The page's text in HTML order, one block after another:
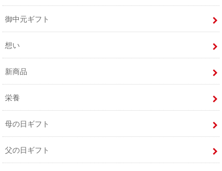
御中元ギフト
想い
新商品
栄養
母の日ギフト
父の日ギフト